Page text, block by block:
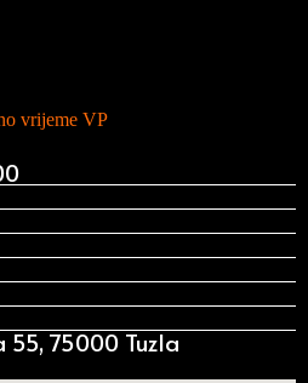
vrijeme VP
55, 75000 Tuzla